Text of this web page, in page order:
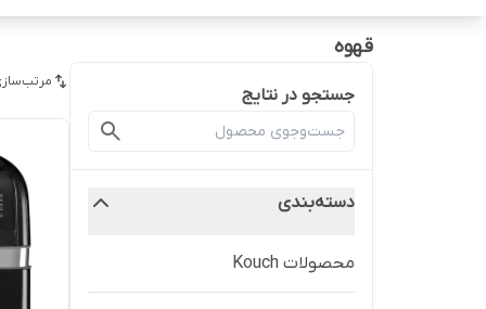
قهوه
جستجو در نتایج
دسته‌بندی
محصولات Kouch